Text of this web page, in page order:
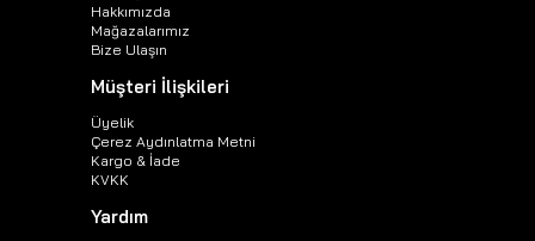
Hakkımızda
Mağazalarımız
Bize Ulaşın
Müşteri İlişkileri
Üyelik
Çerez Aydınlatma Metni
Kargo & İade
KVKK
Yardım